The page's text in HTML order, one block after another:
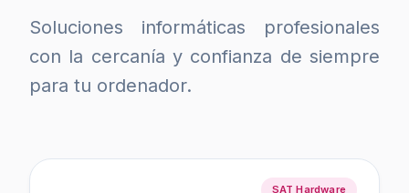
Soluciones informáticas profesionales
con la cercanía y confianza de siempre
para tu ordenador.
SAT Hardware